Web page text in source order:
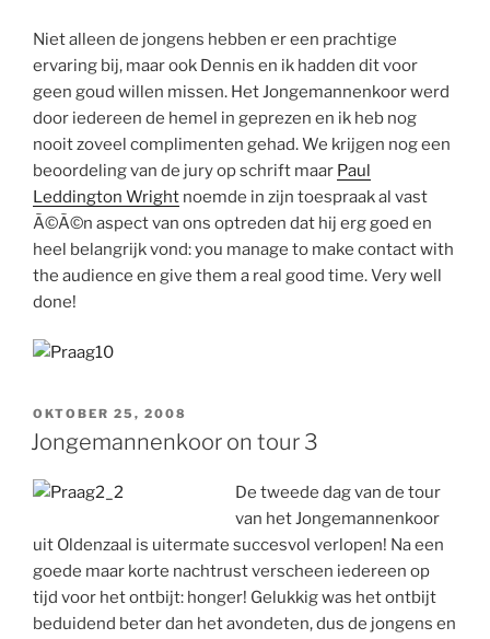
Niet alleen de jongens hebben er een prachtige
ervaring bij, maar ook Dennis en ik hadden dit voor
geen goud willen missen. Het Jongemannenkoor werd
door iedereen de hemel in geprezen en ik heb nog
nooit zoveel complimenten gehad. We krijgen nog een
beoordeling van de jury op schrift maar Paul
Leddington Wright noemde in zijn toespraak al vast
Ã©Ã©n aspect van ons optreden dat hij erg goed en
heel belangrijk vond: you manage to make contact with
the audience en give them a real good time. Very well
done!
GEPLAATST
OP
OKTOBER 25, 2008
Jongemannenkoor on tour 3
De tweede dag van de tour
van het Jongemannenkoor
uit Oldenzaal is uitermate succesvol verlopen! Na een
goede maar korte nachtrust verscheen iedereen op
tijd voor het ontbijt: honger! Gelukkig was het ontbijt
beduidend beter dan het avondeten, dus de jongens en